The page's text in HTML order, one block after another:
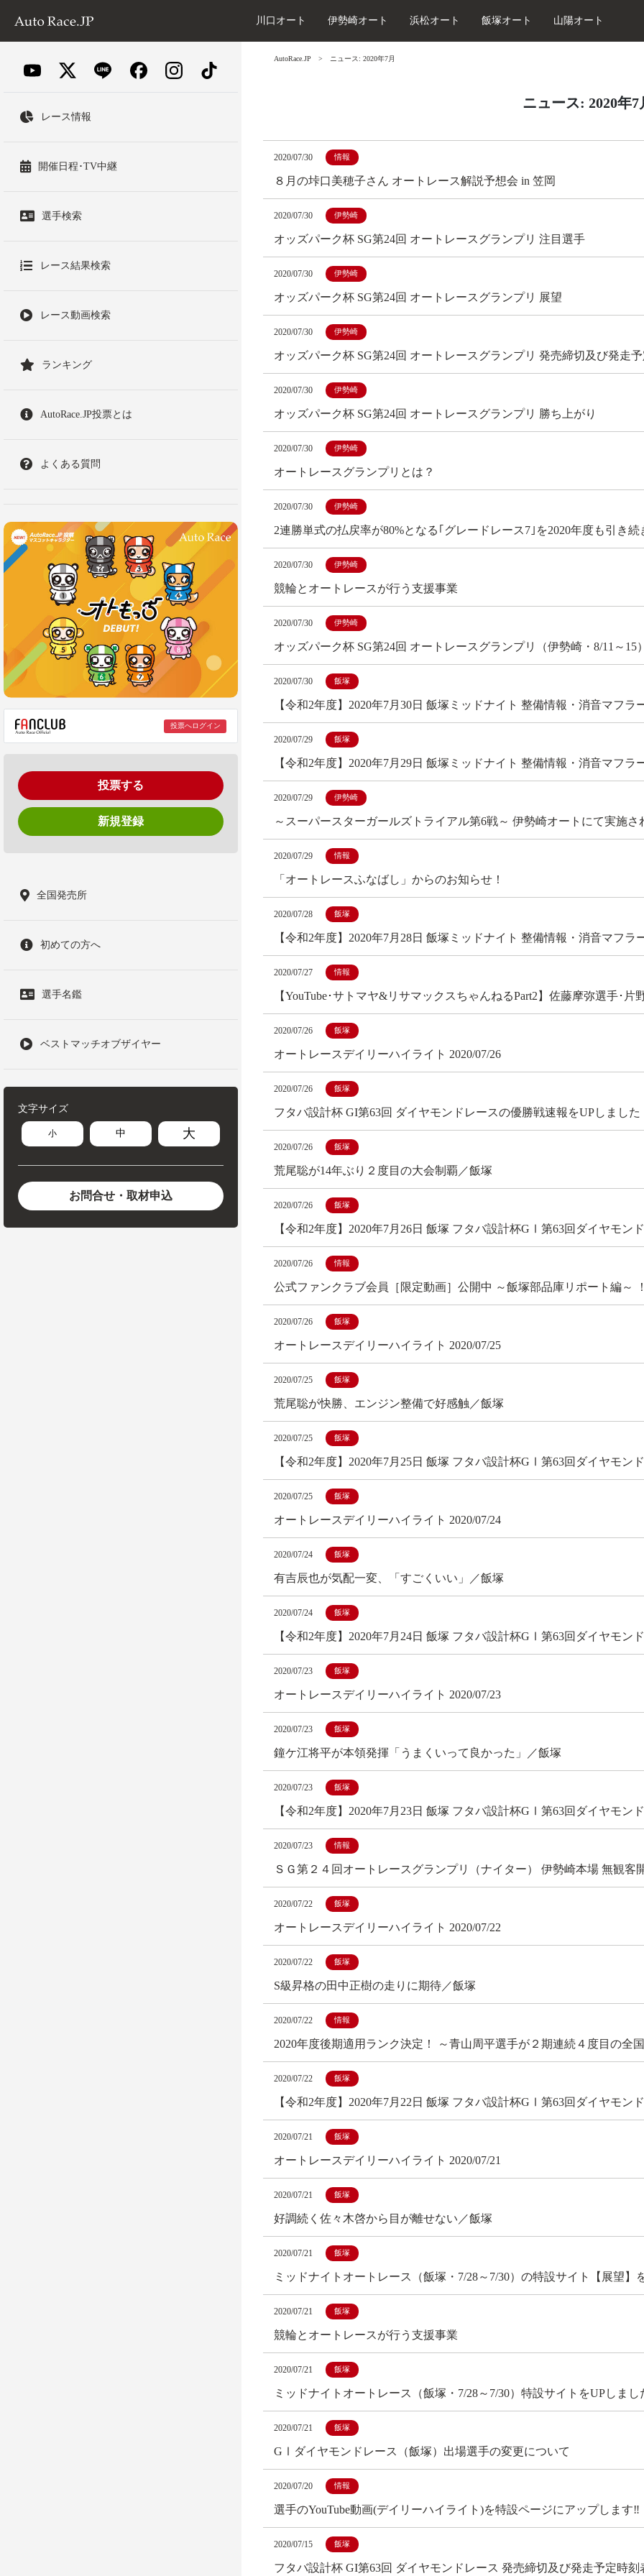
川口オート 伊勢崎オート 浜松オート 飯塚オート 山陽オート
レース情報
開催日程･TV中継
選手検索
レース結果検索
レース動画検索
ランキング
AutoRace.JP投票とは
よくある質問
投票へログイン
投票する
新規登録
全国発売所
初めての方へ
選手名鑑
ベストマッチオブザイヤー
文字サイズ
小 中 大
お問合せ・取材申込
AutoRace.JP ニュース: 2020年7月
ニュース: 2020年7
2020/07/30 情報
８月の垰口美穂子さん オートレース解説予想会 in 笠岡
2020/07/30 伊勢崎
オッズパーク杯 SG第24回 オートレースグランプリ 注目選手
2020/07/30 伊勢崎
オッズパーク杯 SG第24回 オートレースグランプリ 展望
2020/07/30 伊勢崎
オッズパーク杯 SG第24回 オートレースグランプリ 発売締切及び発走
2020/07/30 伊勢崎
オッズパーク杯 SG第24回 オートレースグランプリ 勝ち上がり
2020/07/30 伊勢崎
オートレースグランプリとは？
2020/07/30 伊勢崎
2連勝単式の払戻率が80%となる｢グレードレース7｣を2020年度も引き続
2020/07/30 伊勢崎
競輪とオートレースが行う支援事業
2020/07/30 伊勢崎
オッズパーク杯 SG第24回 オートレースグランプリ（伊勢崎・8/11～15
2020/07/30 飯塚
【令和2年度】2020年7月30日 飯塚ミッドナイト 整備情報・消音マフラ
2020/07/29 飯塚
【令和2年度】2020年7月29日 飯塚ミッドナイト 整備情報・消音マフラ
2020/07/29 伊勢崎
～スーパースターガールズトライアル第6戦～ 伊勢崎オートにて実施さ
2020/07/29 情報
「オートレースふなばし」からのお知らせ！
2020/07/28 飯塚
【令和2年度】2020年7月28日 飯塚ミッドナイト 整備情報・消音マフラ
2020/07/27 情報
【YouTube･サトマヤ&リサマックスちゃんねるPart2】佐藤摩弥選手･
2020/07/26 飯塚
オートレースデイリーハイライト 2020/07/26
2020/07/26 飯塚
フタバ設計杯 GI第63回 ダイヤモンドレースの優勝戦速報をUPしました
2020/07/26 飯塚
荒尾聡が14年ぶり２度目の大会制覇／飯塚
2020/07/26 飯塚
【令和2年度】2020年7月26日 飯塚 フタバ設計杯GⅠ第63回ダイヤモン
2020/07/26 情報
公式ファンクラブ会員［限定動画］公開中 ～飯塚部品庫リポート編～ ！
2020/07/26 飯塚
オートレースデイリーハイライト 2020/07/25
2020/07/25 飯塚
荒尾聡が快勝、エンジン整備で好感触／飯塚
2020/07/25 飯塚
【令和2年度】2020年7月25日 飯塚 フタバ設計杯GⅠ第63回ダイヤモン
2020/07/25 飯塚
オートレースデイリーハイライト 2020/07/24
2020/07/24 飯塚
有吉辰也が気配一変、「すごくいい」／飯塚
2020/07/24 飯塚
【令和2年度】2020年7月24日 飯塚 フタバ設計杯GⅠ第63回ダイヤモン
2020/07/23 飯塚
オートレースデイリーハイライト 2020/07/23
2020/07/23 飯塚
鐘ケ江将平が本領発揮「うまくいって良かった」／飯塚
2020/07/23 飯塚
【令和2年度】2020年7月23日 飯塚 フタバ設計杯GⅠ第63回ダイヤモン
2020/07/23 情報
ＳＧ第２４回オートレースグランプリ（ナイター） 伊勢崎本場 無観客
2020/07/22 飯塚
オートレースデイリーハイライト 2020/07/22
2020/07/22 飯塚
S級昇格の田中正樹の走りに期待／飯塚
2020/07/22 情報
2020年度後期適用ランク決定！ ～青山周平選手が２期連続４度目の全
2020/07/22 飯塚
【令和2年度】2020年7月22日 飯塚 フタバ設計杯GⅠ第63回ダイヤモン
2020/07/21 飯塚
オートレースデイリーハイライト 2020/07/21
2020/07/21 飯塚
好調続く佐々木啓から目が離せない／飯塚
2020/07/21 飯塚
ミッドナイトオートレース（飯塚・7/28～7/30）の特設サイト【展望】
2020/07/21 飯塚
競輪とオートレースが行う支援事業
2020/07/21 飯塚
ミッドナイトオートレース（飯塚・7/28～7/30）特設サイトをUPしまし
2020/07/21 飯塚
GⅠダイヤモンドレース（飯塚）出場選手の変更について
2020/07/20 情報
選手のYouTube動画(デイリーハイライト)を特設ページにアップします‼
2020/07/15 飯塚
フタバ設計杯 GI第63回 ダイヤモンドレース 発売締切及び発走予定時刻